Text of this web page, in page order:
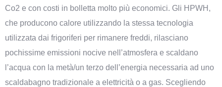
Co2 e con costi in bolletta molto più economici. Gli HPWH,
che producono calore utilizzando la stessa tecnologia
utilizzata dai frigoriferi per rimanere freddi, rilasciano
pochissime emissioni nocive nell’atmosfera e scaldano
l’acqua con la metà/un terzo dell’energia necessaria ad uno
scaldabagno tradizionale a elettricità o a gas. Scegliendo